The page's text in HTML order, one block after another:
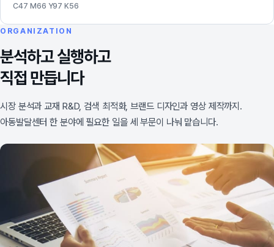
C47 M66 Y97 K56
ORGANIZATION
분석하고 실행하고
직접 만듭니다
시장 분석과 교재 R&D, 검색 최적화, 브랜드 디자인과 영상 제작까지.
아동발달센터 한 분야에 필요한 일을 세 부문이 나눠 맡습니다.